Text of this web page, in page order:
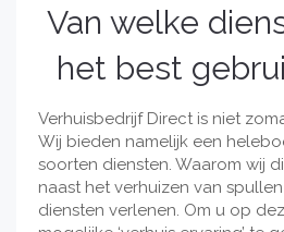
Van welke
het best
Verhuisbedrijf Direct is niet
Wij bieden namelijk een
soorten diensten. Waarom wij
naast het verhuizen van
diensten verlenen. Om u op